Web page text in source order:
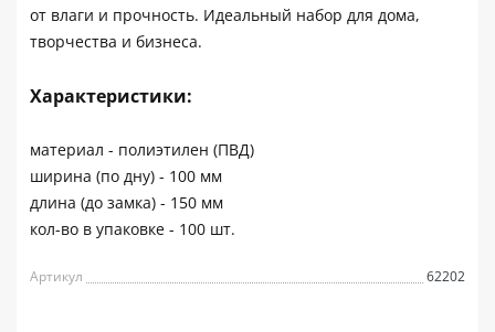
от влаги и прочность. Идеальный набор для дома,
творчества и бизнеса.
Характеристики:
материал - полиэтилен (ПВД)
ширина (по дну) - 100 мм
длина (до замка) - 150 мм
кол-во в упаковке - 100 шт.
Артикул 62202